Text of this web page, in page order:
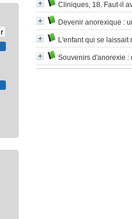
Cliniques, 18. Faut-il
Devenir anorexique :
L'enfant qui se laissait
Souvenirs d'anorexie :